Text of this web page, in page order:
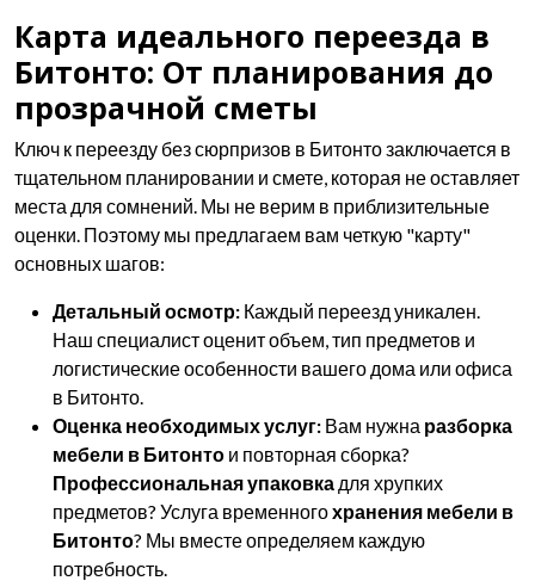
Карта идеального переезда в
Битонто: От планирования до
прозрачной сметы
Ключ к переезду без сюрпризов в Битонто заключается в
тщательном планировании и смете, которая не оставляет
места для сомнений. Мы не верим в приблизительные
оценки. Поэтому мы предлагаем вам четкую "карту"
основных шагов:
Детальный осмотр: Каждый переезд уникален.
Наш специалист оценит объем, тип предметов и
логистические особенности вашего дома или офиса
в Битонто.
Оценка необходимых услуг: Вам нужна разборка
мебели в Битонто и повторная сборка?
Профессиональная упаковка для хрупких
предметов? Услуга временногохранения мебели в
Битонто? Мы вместе определяем каждую
потребность.